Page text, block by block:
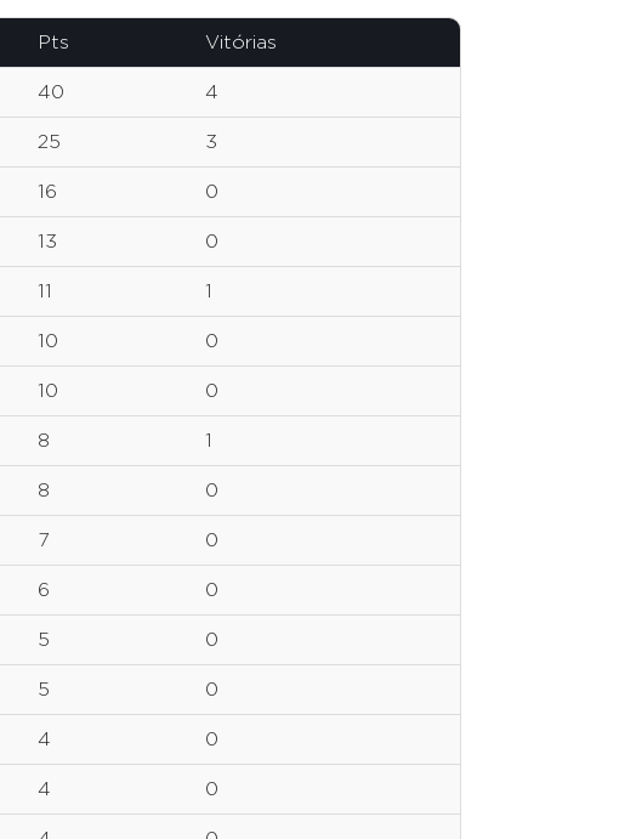
Pts Vitórias
40 4
25 3
16 0
13 0
11 1
10 0
10 0
8 1
8 0
7 0
6 0
5 0
5 0
4 0
4 0